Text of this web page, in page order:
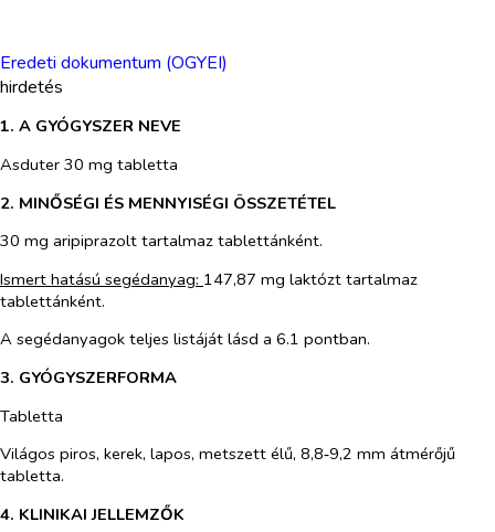
Eredeti dokumentum (OGYEI)
hirdetés
1. A GYÓGYSZER NEVE
Asduter 30 mg tabletta
2. MINŐSÉGI ÉS MENNYISÉGI ÖSSZETÉTEL
30 mg aripiprazolt tartalmaz tablettánként.
Ismert hatású segédanyag: 147,87 mg laktózt tartalmaz
tablettánként.
A segédanyagok teljes listáját lásd a 6.1 pontban.
3. GYÓGYSZERFORMA
Tabletta
Világos piros, kerek, lapos, metszett élű, 8,8‑9,2 mm átmérőjű
tabletta.
4. KLINIKAI JELLEMZŐK